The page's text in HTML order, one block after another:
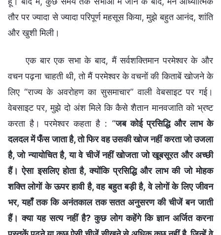
तौर पर ज्यादा से ज्यादा परिपूर्ण महसूस किया, मुझे बहुत आनंद, शांति
और खुशी मिली।
एक बार एक सभा के बाद, मैं सर्वशक्तिमान परमेश्वर के और
वचन पढ़ना चाहती थी, तो मैं परमेश्वर के वचनों की किताबें खोजने के
लिए “राज्य के अवरोहण का सुसमाचार” वाली वेबसाइट पर गई।
वेबसाइट पर, मुझे दो अंश मिले कि कैसे शैतान मानवजाति को भ्रष्ट
करता है। परमेश्वर कहता है : “जब कोई प्रसिद्धि और लाभ के
दलदल में फँस जाता है, तो फिर वह उसकी खोज नहीं करता जो उजला
है, जो न्यायोचित है, या वे चीजें नहीं खोजता जो खूबसूरत और अच्छी
हैं। ऐसा इसलिए होता है, क्योंकि प्रसिद्धि और लाभ की जो मोहक
शक्ति लोगों के ऊपर हावी है, वह बहुत बड़ी है, वे लोगों के लिए जीवन
भर, यहाँ तक कि अनंतकाल तक सतत अनुसरण की चीजें बन जाती
हैं। क्या यह सत्य नहीं है? कुछ लोग कहेंगे कि ज्ञान अर्जित करना